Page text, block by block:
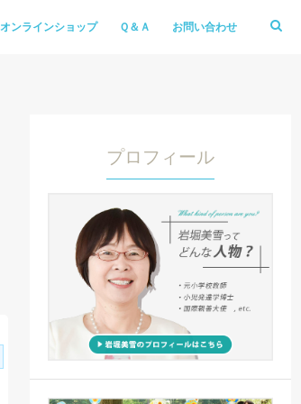
オンラインショップ Ｑ＆Ａ お問い合わせ
プロフィール